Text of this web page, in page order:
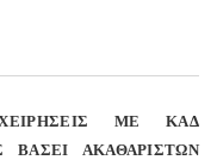
ΜΕ ΚΑΔ
ΒΑΣΕΙ ΑΚΑΘΑΡΙΣΤΩΝ